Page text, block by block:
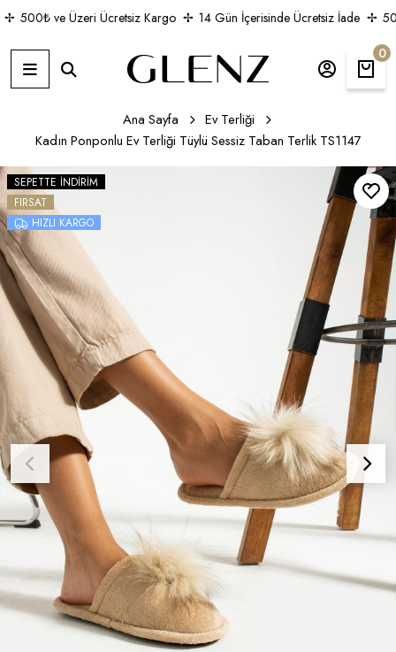
500₺ ve Üzeri Ücretsiz Kargo 14 Gün İçerisinde Ücretsiz İade
0
Ana Sayfa
Ev Terliği
Kadın Ponponlu Ev Terliği Tüylü Sessiz Taban Terlik TS1147
SEPETTE İNDIRIM
FIRSAT
HIZLI KARGO